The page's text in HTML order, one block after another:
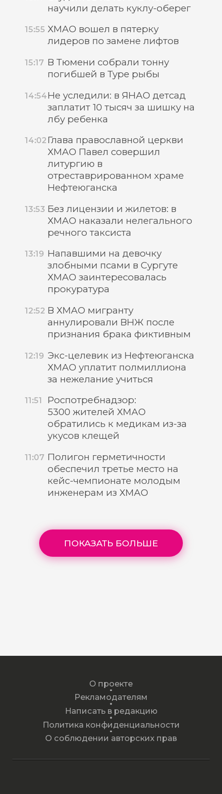
научили делать куклу-оберег
15:55 ХМАО вошел в пятерку
лидеров по замене лифтов
15:17 В Тюмени собрали тонну
погибшей в Туре рыбы
14:54Не уследили: в ЯНАО детсад
заплатит 10 тысяч за шишку на
лбу ребенка
14:02 Глава православной церкви
ХМАО Павел совершил
литургию в
отреставрированном храме
Нефтеюганска
13:53 Без лицензии и жилетов: в
ХМАО наказали нелегального
речного таксиста
13:19 Напавшими на девочку
злобными псами в Сургуте
ХМАО заинтересовалась
прокуратура
12:52 В ХМАО мигранту
аннулировали ВНЖ после
признания брака фиктивным
12:19 Экс-целевик из Нефтеюганска
ХМАО уплатит полмиллиона
за нежелание учиться
11:51
Роспотребнадзор:
5300 жителей ХМАО
обратились к медикам из-за
укусов клещей
11:07 Полигон герметичности
обеспечил третье место на
кейс-чемпионате молодым
инженерам из ХМАО
ПОКАЗАТЬ БОЛЬШЕ
О проекте
Рекламодателям
Написать в редакцию
Политика конфиденциальности
О соблюдении авторских прав